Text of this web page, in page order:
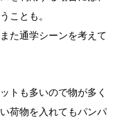
ことも。
た通学シーンを考えて
トも多いので物が多く
荷物を入れてもパンパ